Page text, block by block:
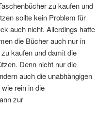
zu kaufen und
sollte kein Problem für
auch nicht. Allerdings hatte
die Bücher auch nur in
kaufen und damit die
Denn nicht nur die
auch die unabhängigen
rein in die
zur